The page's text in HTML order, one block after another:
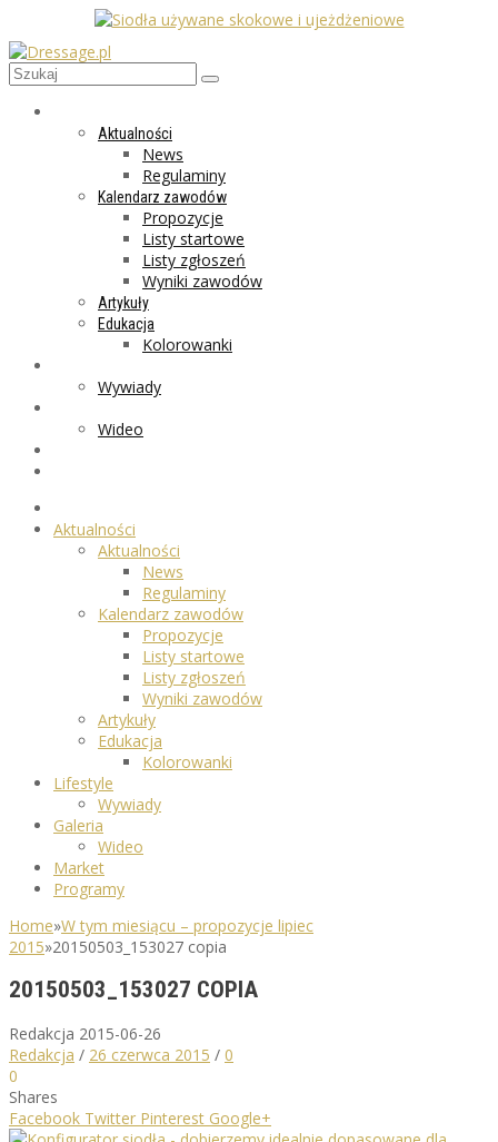
Aktualności
News
Regulaminy
Kalendarz zawodów
Propozycje
Listy startowe
Listy zgłoszeń
Wyniki zawodów
Artykuły
Edukacja
Kolorowanki
Wywiady
Wideo
Aktualności
Aktualności
News
Regulaminy
Kalendarz zawodów
Propozycje
Listy startowe
Listy zgłoszeń
Wyniki zawodów
Artykuły
Edukacja
Kolorowanki
Lifestyle
Wywiady
Galeria
Wideo
Market
Programy
Home»W tym miesiącu – propozycje lipiec
2015»20150503_153027 copia
20150503_153027 COPIA
Redakcja 2015-06-26
Redakcja / 26 czerwca 2015 / 0
0
Shares
Facebook Twitter Pinterest Google+